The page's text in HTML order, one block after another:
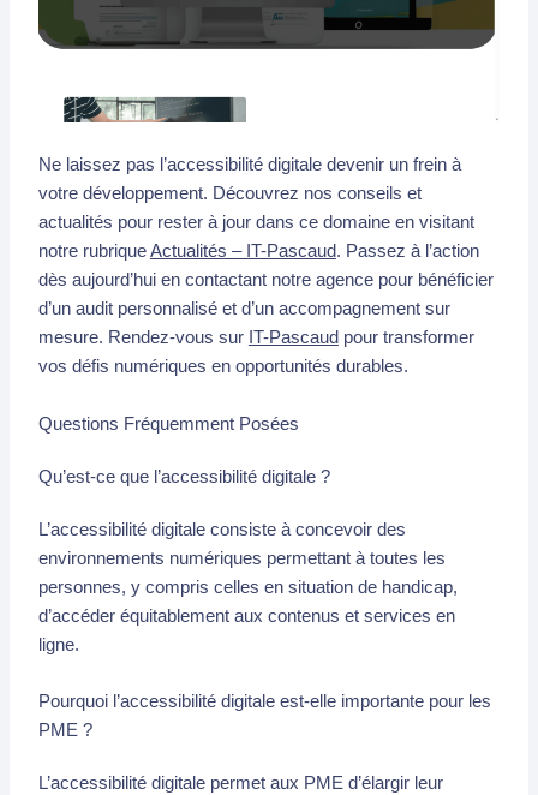
Ne laissez pas l’accessibilité digitale devenir un frein à
votre développement. Découvrez nos conseils et
actualités pour rester à jour dans ce domaine en visitant
notre rubriqueActualités – IT-Pascaud. Passez à l’action
dès aujourd’hui en contactant notre agence pour bénéficier
d’un audit personnalisé et d’un accompagnement sur
mesure. Rendez-vous sur IT-Pascaud pour transformer
vos défis numériques en opportunités durables.
Questions Fréquemment Posées
Qu’est-ce que l’accessibilité digitale ?
L’accessibilité digitale consiste à concevoir des
environnements numériques permettant à toutes les
personnes, y compris celles en situation de handicap,
d’accéder équitablement aux contenus et services en
ligne.
Pourquoi l’accessibilité digitale est-elle importante pour les
PME ?
L’accessibilité digitale permet aux PME d’élargir leur